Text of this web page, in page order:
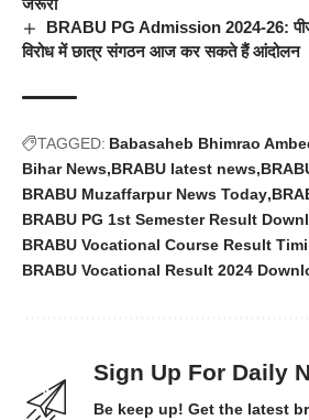
जरूरी
BRABU PG Admission 2024-26:
विरोध में छात्र संगठन आज कर सकते हैं आंदोलन
TAGGED: Babasaheb Bhimrao
Bihar News BRABU latest news
BRABU Muzaffarpur News Today
BRABU PG 1st Semester Result
BRABU Vocational Course Result
BRABU Vocational Result 2024
Sign Up For Daily
Be keep up! Get the latest